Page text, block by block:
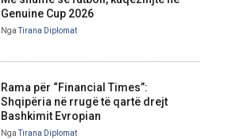
Genuine Cup 2026
Nga Tirana Diplomat
Rama për “Financial Times”:
Shqipëria në rrugë të qartë drejt
Bashkimit Evropian
Nga Tirana Diplomat